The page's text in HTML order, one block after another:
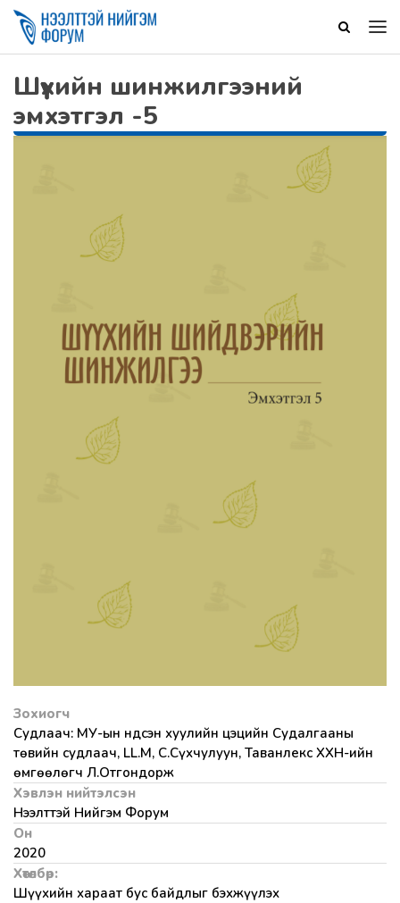
Шүүхийн шинжилгээний
эмхэтгэл -5
Зохиогч
Судлаач: МУ-ын Үндсэн хуулийн цэцийн Судалгааны
төвийн судлаач, LL.M, С.Сүхчулуун, Таванлекс ХХН-ийн
өмгөөлөгч Л.Отгондорж
Хэвлэн нийтэлсэн
Нээлттэй Нийгэм Форум
Он
2020
Хөтөлбөр:
Шүүхийн хараат бус байдлыг бэхжүүлэх